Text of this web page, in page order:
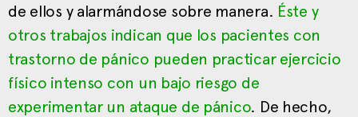
de ellos y alarmándose sobre manera. Éste y
otros trabajos indican que los pacientes con
trastorno de pánico pueden practicar ejercicio
físico intenso con un bajo riesgo de
experimentar un ataque de pánico. De hecho,